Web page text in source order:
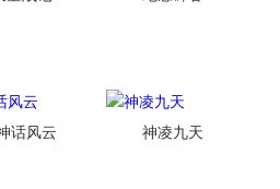
话风云 神凌九天